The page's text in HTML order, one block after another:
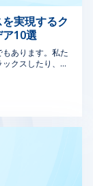
ーザーを含
考慮する必要
ザインは、
ンポーネン
ザー体験が一
詳しくはこち
インとは何
組み込み用
バイスまた
がスタンド
、シカゴの
び安全性に関
レビューは、
、経営陣が
管理の実践
思決定を行う
ック・ソフ
ア（変更管
対応できる
特殊なアプ
理を行う上
ェアが石
柔軟性により、
イナミックな環
・コンピテンシ
環境では、コ
ことが、長期的
ーシングを雇用
新鮮な視点をも
きます。 製品革
スを割きます。
足度とロイヤル
で、リソース配
シングから新鮮
できます。 アイ
めに、あなたの
スの種類をいく
ザインは、プロ
野です。これに
ラットフォーム
ミングのアウト
トエンド開発：
す バックエンド
イドのロジック
ックエンドを組
、Joomlaの
をアウトソーシン
>>> もっと見る:
、ビジネスの目標
機能が必要でコ
とで、開発を合
デザイナーは、
を作成し、
なユーザーエク
開発者は最新の
で優れたパフォ
を作成し、あら
正します。これ
ーンチの際には、
ード数を最大化
を高めます。 ロ
実現するク
10選
あります。私た
クスしたり、用
どうすれば、自
答えは、シーム
発のアイデアに
成功させる秘訣
ザインを作成す
ンドとベストプ